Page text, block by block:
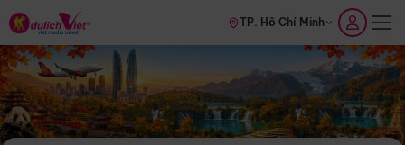
TP. Hồ Chí Minh